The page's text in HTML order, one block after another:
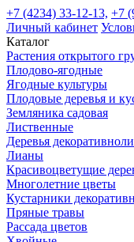
+7 (4234) 33-12-13, +7
Личный кабинет
Каталог
Растения открытого
Плодово-ягодные
Ягодные культуры
Плодовые деревья и
Земляника садовая
Лиственные
Деревья
Лианы
Красивоцветущие
Многолетние цветы
Кустарники
Пряные травы
Рассада цветов